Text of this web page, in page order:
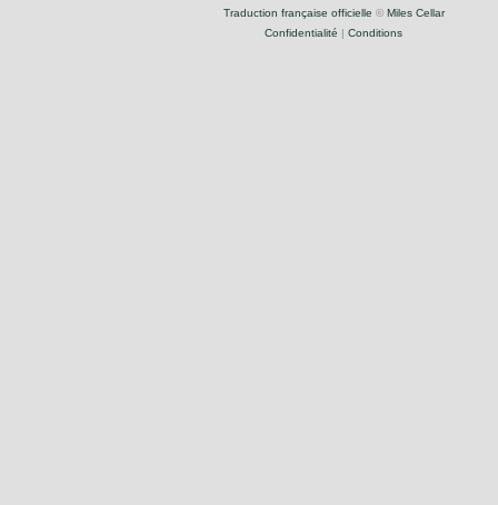
Traduction française officielle © Miles Cellar
Confidentialité | Conditions